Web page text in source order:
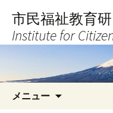
へ
キ
市民福祉教育
Institute for
メニュー